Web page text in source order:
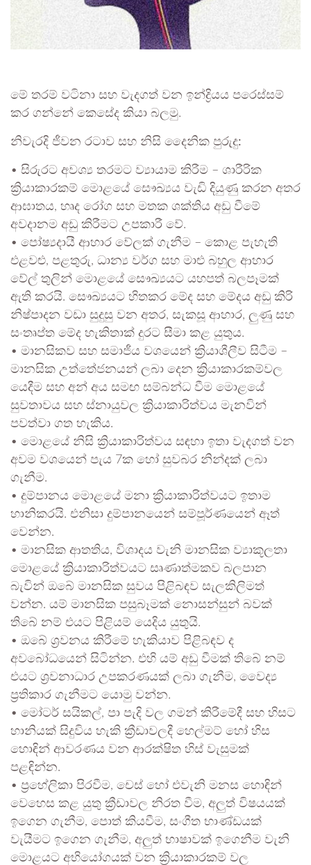
මේ තරම් වටිනා සහ වැදගත් වන ඉන්ද්‍රියය පරෙස්සම්
කර ගන්නේ කෙසේද කියා බලමු.
නිවැරදි ජීවන රටාව සහ නිසි දෛනික පුරුදු:
• සිරුරට අවශ්‍ය තරමට ව්‍යායාම කිරීම – ශාරීරික
ක්‍රියාකාරකම් මොළයේ සෞඛ්‍යය වැඩි දියුණු කරන අතර
ආඝාතය, හෘද රෝග සහ මතක ශක්තිය අඩු වීමේ
අවදානම අඩු කිරීමට උපකාරී වේ.
• පෝෂ්‍යදායී ආහාර වේලක් ගැනීම – කොළ පැහැති
එළවළු, පළතුරු, ධාන්‍ය වර්ග සහ මාළු බහුල ආහාර
වේල් තුලින් මොළයේ සෞඛ්‍යයට යහපත් බලපෑමක්
ඇති කරයි. සෞඛ්‍යයට හිතකර මේද සහ මේදය අඩු කිරි
නිෂ්පාදන වඩා සුදුසු වන අතර, සැකසූ ආහාර, ලුණු සහ
සංතෘප්ත මේද හැකිතාක් දුරට සීමා කළ යුතුය.
• මානසිකව සහ සමාජීය වශයෙන් ක්‍රියාශීලීව සිටීම –
මානසික උත්තේජනයන් ලබා දෙන ක්‍රියාකාරකම්වල
යෙදීම සහ අන් අය සමඟ සම්බන්ධ වීම මොළයේ
සුවතාවය සහ ස්නායුවල ක්‍රියාකාරිත්වය මැනවින්
පවත්වා ගත හැකිය.
• මොළයේ නිසි ක්‍රියාකාරිත්වය සඳහා ඉතා වැදගත් වන
අවම වශයෙන් පැය 7ක හෝ සුවබර නින්දක් ලබා
ගැනීම.
• දුම්පානය මොළයේ මනා ක්‍රියාකාරිත්වයට ඉතාම
හානිකරයි. එනිසා දුම්පානයෙන් සම්පූර්ණයෙන් ඈත්
වෙන්න.
• මානසික ආතතිය, විශාදය වැනි මානසික ව්‍යාකූලතා
මොළයේ ක්‍රියාකාරිත්වයට සෘණාත්මකව බලපාන
බැවින් ඔබේ මානසික සුවය පිළිබඳව සැලකිලිමත්
වන්න. යම් මානසික පසුබෑමක් නොසන්සුන් බවක්
තිබේ නම් එයට පිළියම් යෙදිය යුතුයි.
• ඔබේ ශ්‍රවනය කිරීමේ හැකියාව පිළිබඳව ද
අවබෝධයෙන් සිටින්න. එහි යම් අඩු වීමක් තිබේ නම්
එයට ශ්‍රවනාධාර උපකරණයක් ලබා ගැනීම, වෛද්‍ය
ප්‍රතිකාර ගැනීමට යොමු වන්න.
• මෝටර් සයිකල්, පා පැදි වල ගමන් කිරීමේදී සහ හිසට
හානියක් සිදුවිය හැකි ක්‍රීඩාවලදී හෙල්මට් හෝ හිස
හොඳින් ආවරණය වන ආරක්ෂිත හිස් වැසුමක්
පළඳින්න.
• ප්‍රහේලිකා පිරවීම, චෙස් හෝ එවැනි මනස හොඳින්
වෙහෙස කළ යුතු ක්‍රීඩාවල නිරත වීම, අලුත් විෂයයක්
ඉගෙන ගැනීම, පොත් කියවීම, සංගීත භාණ්ඩයක්
වැයීමට ඉගෙන ගැනීම, අලුත් භාෂාවක් ඉගෙනීම වැනි
මොළයට අභියෝගයක් වන ක්‍රියාකාරකම් වල